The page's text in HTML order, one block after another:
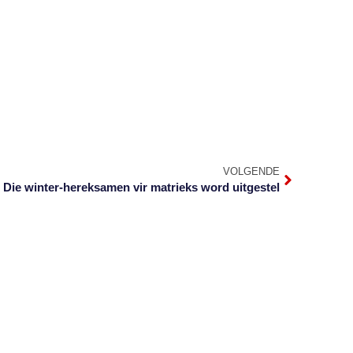
VOLGENDE
Die winter-hereksamen vir matrieks word uitgestel